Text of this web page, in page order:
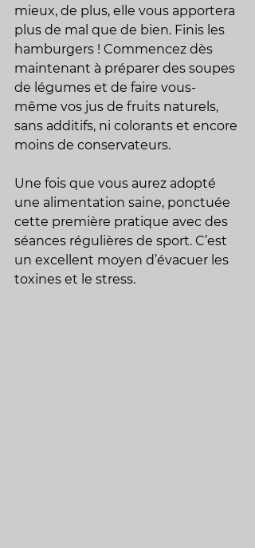
mieux, de plus, elle vous apportera
plus de mal que de bien. Finis les
hamburgers ! Commencez dès
maintenant à préparer des soupes
de légumes et de faire vous-
même vos jus de fruits naturels,
sans additifs, ni colorants et encore
moins de conservateurs.
Une fois que vous aurez adopté
une alimentation saine, ponctuée
cette première pratique avec des
séances régulières de sport. C’est
un excellent moyen d’évacuer les
toxines et le stress.